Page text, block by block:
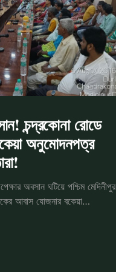
চন্দ্রকোনা রোডে
অনুমোদনপত্র
অবসান ঘটিয়ে পশ্চিম মেদিনীপুর
আবাস যোজনার বকেয়া